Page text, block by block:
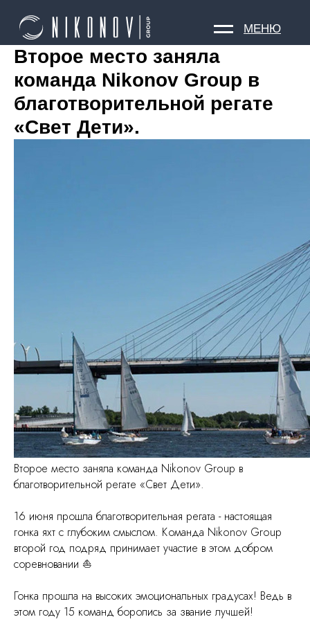
Второе место заняла
команда Nikonov Group в
благотворительной регате
«Свет Дети».
Второе место заняла команда Nikonov Group в
благотворительной регате «Свет Дети».
16 июня прошла благотворительная регата - настоящая
гонка яхт с глубоким смыслом. Команда Nikonov Group
второй год подряд принимает участие в этом добром
соревновании ⛵️
Гонка прошла на высоких эмоциональных градусах! Ведь в
этом году 15 команд боролись за звание лучшей!